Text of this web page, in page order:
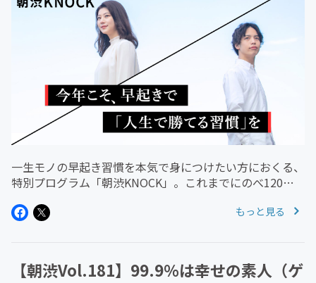
一生モノの早起き習慣を本気で身につけたい方におくる、
特別プログラム「朝渋KNOCK」。これまでにのべ120人
してこの度、1月30日（土）にスタートする朝渋KNOCK7
もっと見る
【朝渋Vol.181】99.9％は幸せの素人（ゲ